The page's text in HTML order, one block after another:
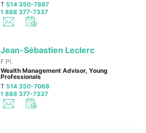
T 514 350-7887
1 888 377-7337
Jean-Sébastien Leclerc
F.Pl.
Wealth Management Advisor, Young
Professionals
T 514 350-7068
1 888 377-7337